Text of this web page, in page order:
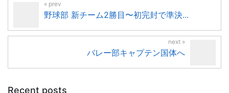
野球部 新チーム2勝目〜初完封で準決...
バレー部キャプテン国体へ
Recent posts